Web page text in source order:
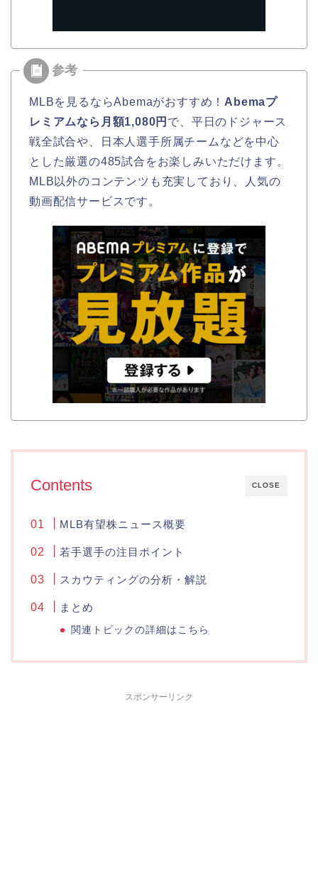
MLBを見るならAbemaがおすすめ！ Abemaプ
レミアムなら月額1,080円 で、平日のドジャース
戦全試合や、日本人選手所属チームなどを中心
とした厳選の485試合をお楽しみいただけます。
MLB以外のコンテンツも充実しており、人気の
動画配信サービスです。
CLOSE
Contents
MLB有望株ニュース概要
若手選手の注目ポイント
スカウティングの分析・解説
まとめ
関連トピックの詳細はこちら
スポンサーリンク